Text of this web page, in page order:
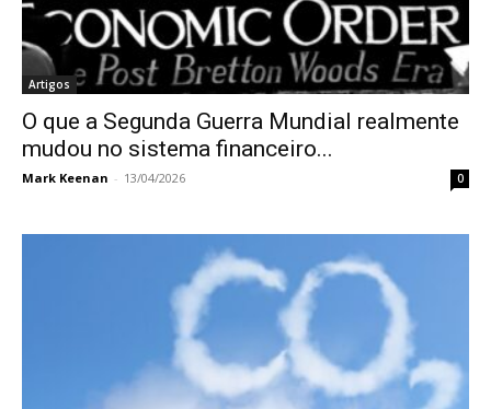
Artigos
O que a Segunda Guerra Mundial realmente
mudou no sistema financeiro...
Mark Keenan - 13/04/2026 0